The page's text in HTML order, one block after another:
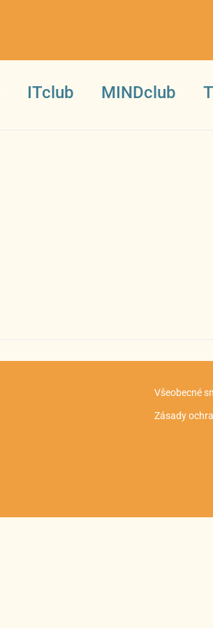
ITclub MINDclub
Všeobecné
Zásady